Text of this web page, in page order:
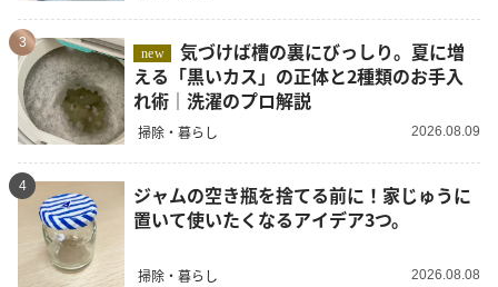
3
new
気づけば槽の裏にびっしり。夏に増
える「黒いカス」の正体と2種類のお手入
れ術｜洗濯のプロ解説
掃除・暮らし 2026.08.09
4
ジャムの空き瓶を捨てる前に！家じゅうに
置いて使いたくなるアイデア3つ。
掃除・暮らし 2026.08.08